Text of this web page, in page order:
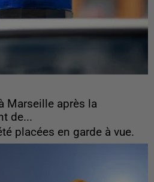
Marseille après la
de...
placées en garde à vue.